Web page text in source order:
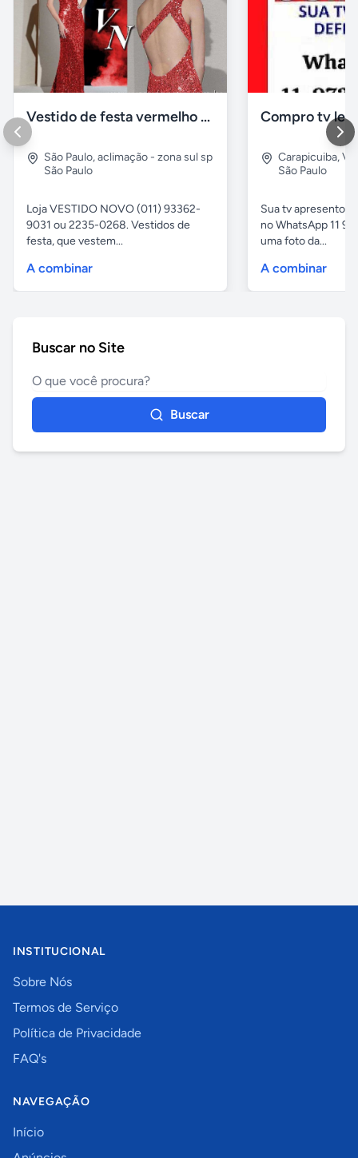
Vestido de festa vermelho com brilho e pedraria
São Paulo,aclimação - zona sul sp
São Paulo
Loja VESTIDO NOVO (011) 93362-
9031 ou 2235-0268. Vestidos de
festa, que vestem...
A combinar
Compro tv
Carapicuiba,
São Paulo
Sua tv apresentou
no WhatsApp 11
uma foto da...
A combinar
Buscar no Site
Buscar
INSTITUCIONAL
Sobre Nós
Termos de Serviço
Política de Privacidade
FAQ's
NAVEGAÇÃO
Início